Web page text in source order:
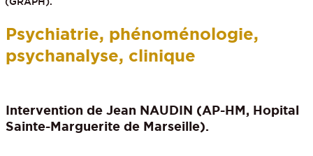
Psychiatrie, phénoménologie,
psychanalyse, clinique
Intervention de Jean NAUDIN (AP-HM, Hopital
Sainte-Marguerite de Marseille).